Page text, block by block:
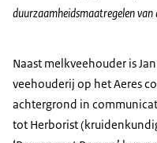
duurzaamheidsmaatregelen van
Naast melkveehouder is
veehouderij op het Aeres
achtergrond in
tot Herborist